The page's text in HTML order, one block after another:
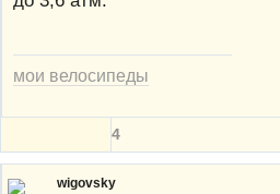
мои велосипеды
4
wigovsky